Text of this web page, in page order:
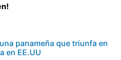
panameña que triunfa en
en EE.UU